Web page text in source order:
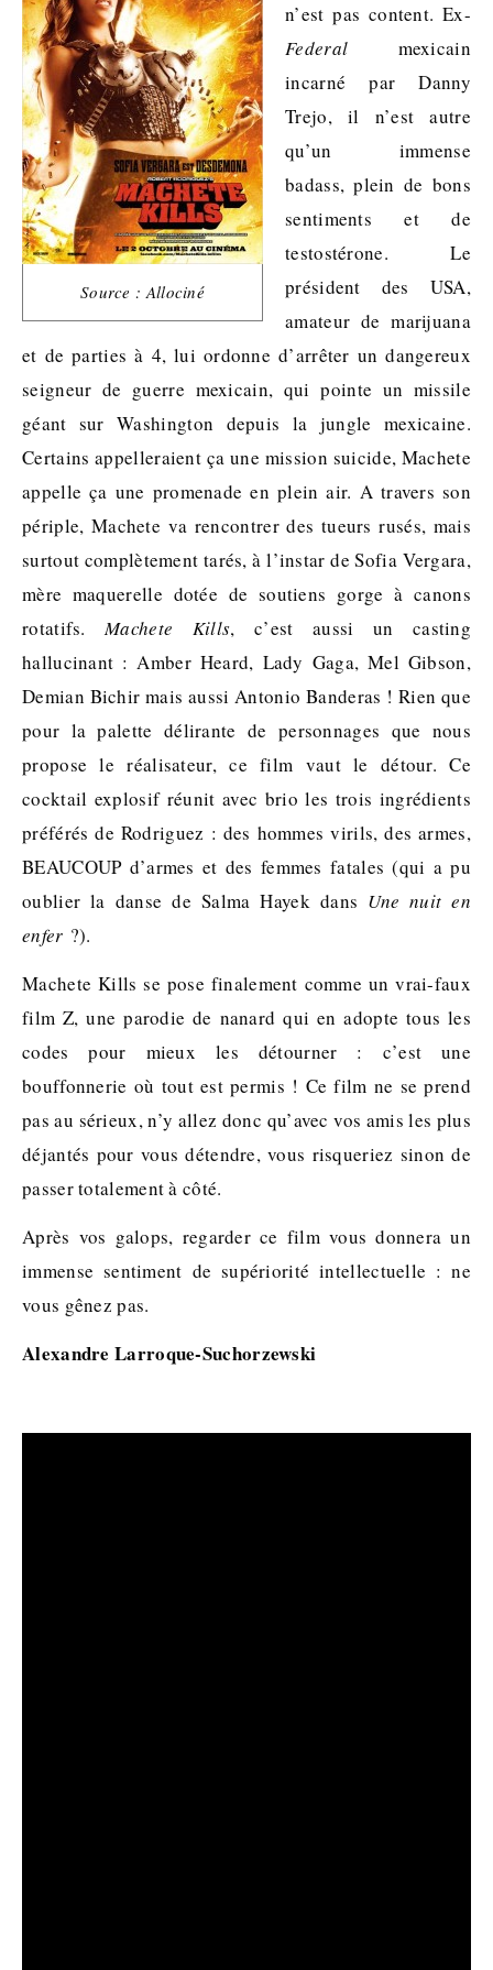
Source : Allociné
n’est pas content. Ex-
Federal mexicain
incarné par Danny
Trejo, il n’est autre
qu’un immense
badass, plein de bons
sentiments et de
testostérone. Le
président des USA,
amateur de marijuana
et de parties à 4, lui ordonne d’arrêter un dangereux
seigneur de guerre mexicain, qui pointe un missile
géant sur Washington depuis la jungle mexicaine.
Certains appelleraient ça une mission suicide, Machete
appelle ça une promenade en plein air. A travers son
périple, Machete va rencontrer des tueurs rusés, mais
surtout complètement tarés, à l’instar de Sofia Vergara,
mère maquerelle dotée de soutiens gorge à canons
rotatifs.Machete Kills, c’est aussi un casting
hallucinant : Amber Heard, Lady Gaga, Mel Gibson,
Demian Bichir mais aussi Antonio Banderas ! Rien que
pour la palette délirante de personnages que nous
propose le réalisateur, ce film vaut le détour. Ce
cocktail explosif réunit avec brio les trois ingrédients
préférés de Rodriguez : des hommes virils, des armes,
BEAUCOUP d’armes et des femmes fatales (qui a pu
oublier la danse de Salma Hayek dans Une nuit en
enfer ?).
Machete Kills se pose finalement comme un vrai-faux
film Z, une parodie de nanard qui en adopte tous les
codes pour mieux les détourner : c’est une
bouffonnerie où tout est permis ! Ce film ne se prend
pas au sérieux, n’y allez donc qu’avec vos amis les plus
déjantés pour vous détendre, vous risqueriez sinon de
passer totalement à côté.
Après vos galops, regarder ce film vous donnera un
immense sentiment de supériorité intellectuelle : ne
vous gênez pas.
Alexandre Larroque-Suchorzewski